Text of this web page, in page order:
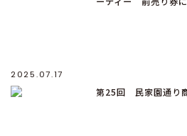
2025.07.17
第25回 民家園通り